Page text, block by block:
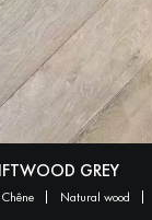
GREY
chêne natural wood